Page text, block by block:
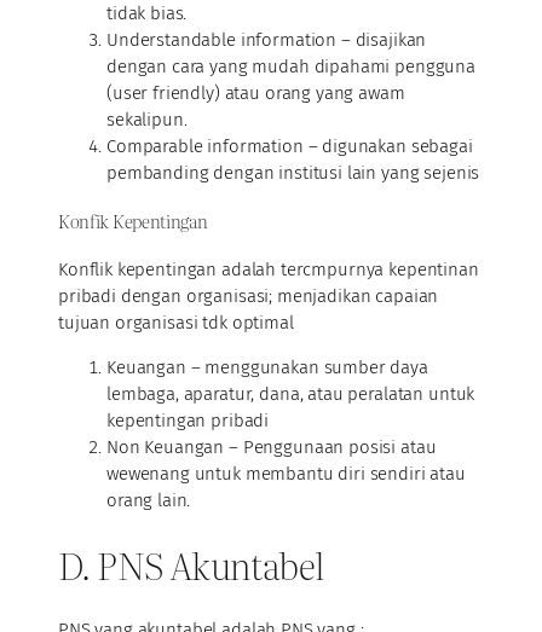
tidak bias.
Understandable information – disajikan
dengan cara yang mudah dipahami pengguna
(user friendly) atau orang yang awam
sekalipun.
Comparable information – digunakan sebagai
pembanding dengan institusi lain yang sejenis
Konfik Kepentingan
Konflik kepentingan adalah tercmpurnya kepentinan
pribadi dengan organisasi; menjadikan capaian
tujuan organisasi tdk optimal
Keuangan – menggunakan sumber daya
lembaga, aparatur, dana, atau peralatan untuk
kepentingan pribadi
Non Keuangan – Penggunaan posisi atau
wewenang untuk membantu diri sendiri atau
orang lain.
D. PNS Akuntabel